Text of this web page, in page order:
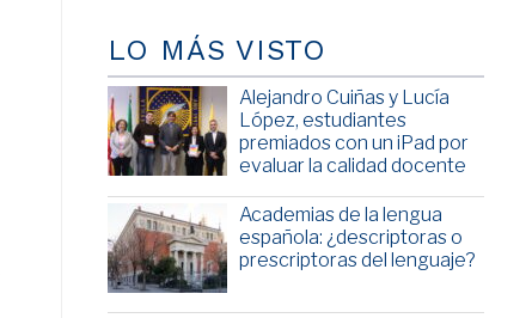
LO MÁS VISTO
Alejandro Cuiñas y Lucía
López, estudiantes
premiados con un iPad por
evaluar la calidad docente
Academias de la lengua
española: ¿descriptoras o
prescriptoras del lenguaje?